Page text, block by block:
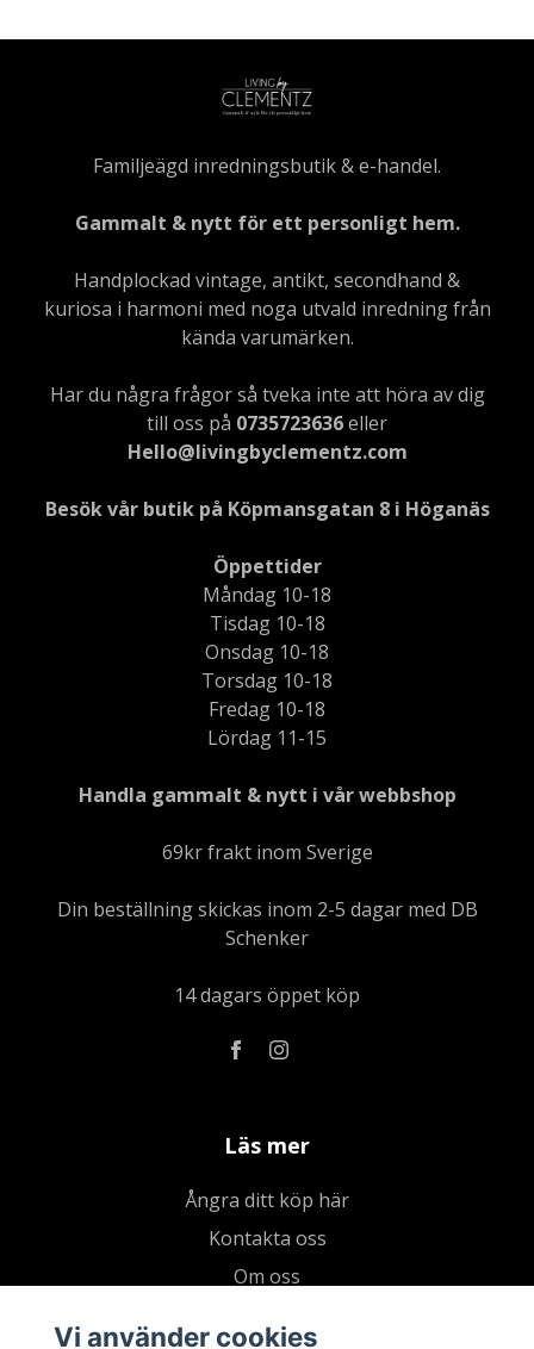
Familjeägd inredningsbutik & e-handel.
Gammalt & nytt för ett personligt hem.
Handplockad vintage, antikt, secondhand &
kuriosa i harmoni med noga utvald inredning från
kända varumärken.
Har du några frågor så tveka inte att höra av dig
till oss på 0735723636eller
Hello@livingbyclementz.com
Besök vår butik på Köpmansgatan 8 i Höganäs
Öppettider
Måndag 10-18
Tisdag 10-18
Onsdag 10-18
Torsdag 10-18
Fredag 10-18
Lördag 11-15
Handla gammalt & nytt i vår webbshop
69kr frakt inom Sverige
Din beställning skickas inom 2-5 dagar med DB
Schenker
14 dagars öppet köp
Läs mer
Ångra ditt köp här
Kontakta oss
Om oss
Vi använder cookies